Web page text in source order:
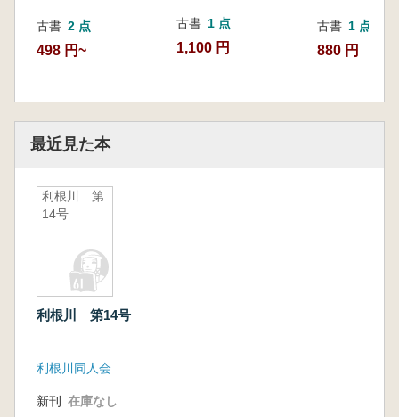
古書 2 点
498 円~
古書 1 点
1,100 円
古書 1 点
880 円
最近見た本
利根川 第
14号
利根川 第14号
利根川同人会
新刊 在庫なし